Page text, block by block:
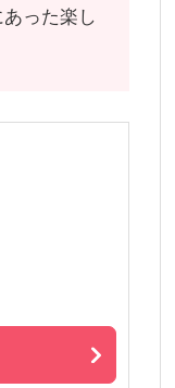
った楽し